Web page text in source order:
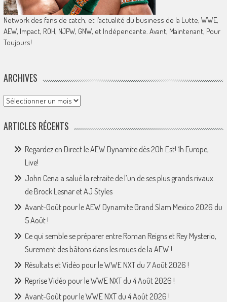
Network des fans de catch, et l’actualité du business de la Lutte, WWE,
AEW, Impact, ROH, NJPW, GNW, et Indépendante. Avant, Maintenant, Pour
Toujours!
ARCHIVES
Archives
ARTICLES RÉCENTS
Regardez en Direct le AEW Dynamite dès 20h Est! 1h Europe,
Live!
John Cena a salué la retraite de l’un de ses plus grands rivaux.
de Brock Lesnar et AJ Styles
Avant-Goût pour le AEW Dynamite Grand Slam Mexico 2026 du
5 Août !
Ce qui semble se préparer entre Roman Reigns et Rey Mysterio,
Surement des bâtons dans les roues de la AEW !
Résultats et Vidéo pour le WWE NXT du 7 Août 2026 !
Reprise Vidéo pour le WWE NXT du 4 Août 2026 !
Avant-Goût pour le WWE NXT du 4 Août 2026 !